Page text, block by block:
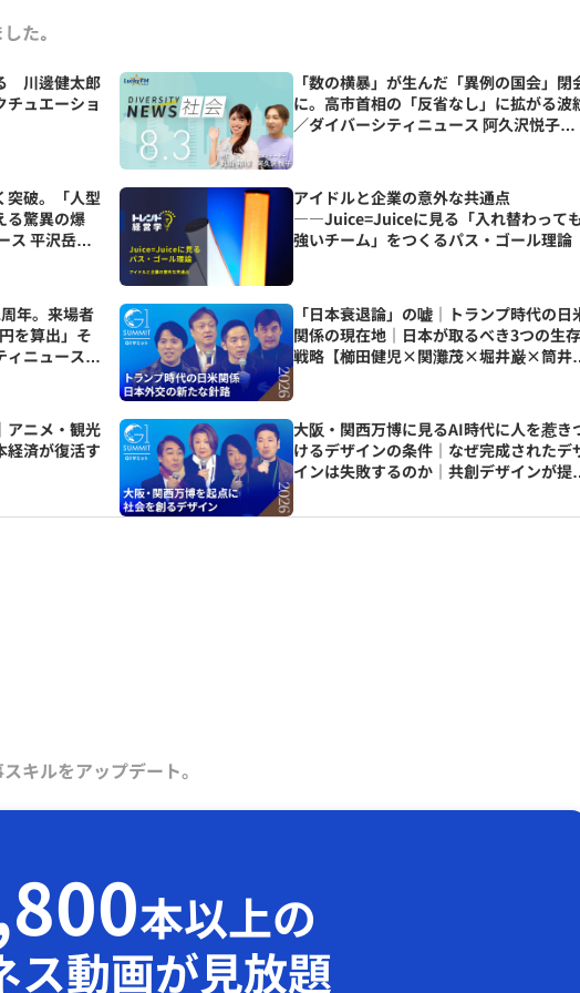
た｡
川邊健太郎
ュエーショ
「数の横暴」が生んだ「異例の国会」閉
に。高市首相の「反省なし」に拡がる波
／ダイバーシティニュース 阿久沢悦子
突破。「人型
る驚異の爆
ス 平沢岳人
アイドルと企業の意外な共通点
――Juice=Juiceに見る「入れ替わって
強いチーム」をつくるパス・ゴール理論
年。来場者
を算出」そ
ィニュース
「日本衰退論」の嘘｜トランプ時代の日
関係の現在地｜日本が取るべき3つの生存
戦略【櫛田健児×関灘茂×堀井巌×筒井
アニメ・観光
経済が復活す
大阪・関西万博に見るAI時代に人を惹き
けるデザインの条件｜なぜ完成されたデ
インは失敗するのか｜共創デザインが提
キルをアップデート。
本以上の
ス動画が見放題